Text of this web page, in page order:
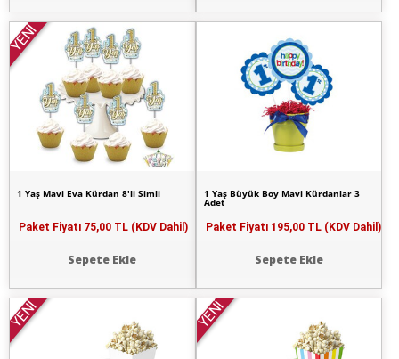
YENİ
1 Yaş Mavi Eva Kürdan 8'li Simli
Paket Fiyatı 75,00 TL (KDV Dahil)
Sepete Ekle
1 Yaş Büyük Boy Mavi Kürdanlar 3
Adet
Paket Fiyatı 195,00 TL (KDV Dahil)
Sepete Ekle
YENİ YENİ